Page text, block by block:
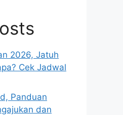
2026, Jatuh
Cek Jadwal
Panduan
dan